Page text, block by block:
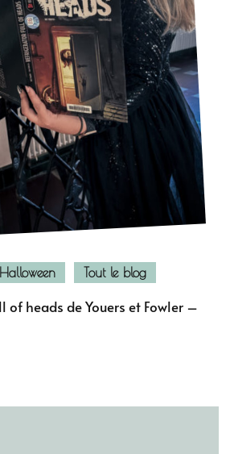
Halloween Tout le blog
of heads de Youers et Fowler –